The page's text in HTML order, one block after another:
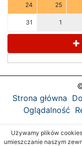
24 25
31 1
Strona główna
Oglądalność
Używamy plików
umieszczanie naszym